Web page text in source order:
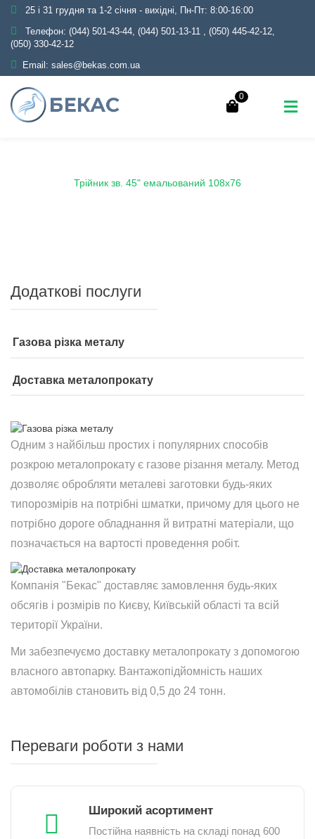
25 і 31 грудня та 1-2 січня - вихідні, Пн-Пт: 8:00-16:00
Телефон: (044) 501-43-44, (044) 501-13-11 , (050) 445-42-12,
(050) 330-42-12
Email: sales@bekas.com.ua
0
Трійник зв. 45" емальований 108х76
Додаткові послуги
Газова різка металу
Доставка металопрокату
Одним з найбільш простих і популярних способів
розкрою металопрокату є газове різання металу. Метод
дозволяє обробляти металеві заготовки будь-яких
типорозмірів на потрібні шматки, причому для цього не
потрібно дороге обладнання й витратні матеріали, що
позначається на вартості проведення робіт.
Компанія "Бекас" доставляє замовлення будь-яких
обсягів і розмірів по Києву, Київській області та всій
території України.
Ми забезпечуємо доставку металопрокату з допомогою
власного автопарку. Вантажопідйомність наших
автомобілів становить від 0,5 до 24 тонн.
Переваги роботи з нами
Широкий асортимент
Постійна наявність на складі понад 600